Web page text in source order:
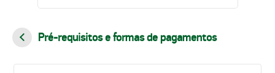
Pré-requisitos e formas de pagamentos